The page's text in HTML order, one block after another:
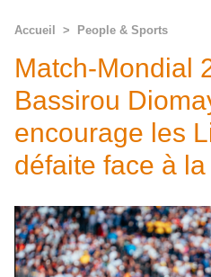
Accueil > People & Sports
Match-Mondial
Bassirou
encourage les
défaite face à